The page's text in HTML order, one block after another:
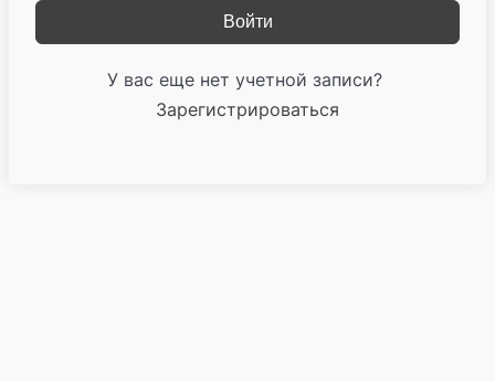
Войти
У вас еще нет учетной записи?
Зарегистрироваться